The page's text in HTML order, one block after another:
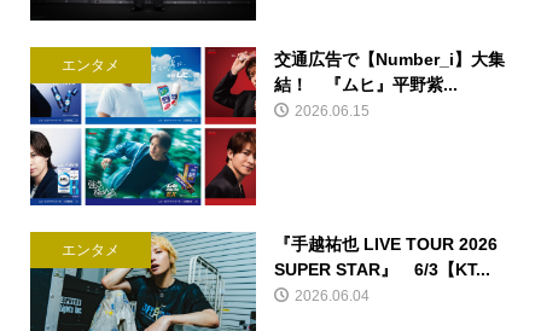
エンタメ
交通広告で【Number_i】大集
結！ 『ムヒ』平野紫...
2026.06.15
エンタメ
『手越祐也 LIVE TOUR 2026
SUPER STAR』 6/3【KT...
2026.06.04